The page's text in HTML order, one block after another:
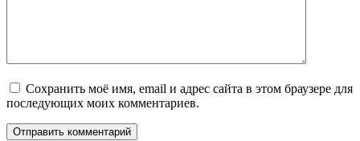
Сохранить моё имя, email и адрес сайта в этом браузере для
последующих моих комментариев.